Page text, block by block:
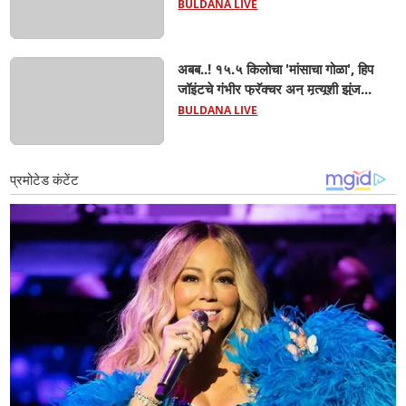
BULDANA LIVE
अबब..! १५.५ किलोचा 'मांसाचा गोळा', हिप
जॉइंटचे गंभीर फ्रॅक्चर अन् मृत्यूशी झुंज...
BULDANA LIVE